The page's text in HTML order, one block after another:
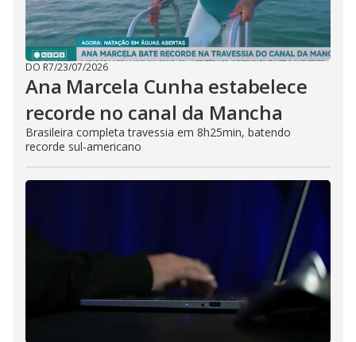
DO R7/23/07/2026
Ana Marcela Cunha estabelece
recorde no canal da Mancha
Brasileira completa travessia em 8h25min, batendo
recorde sul-americano